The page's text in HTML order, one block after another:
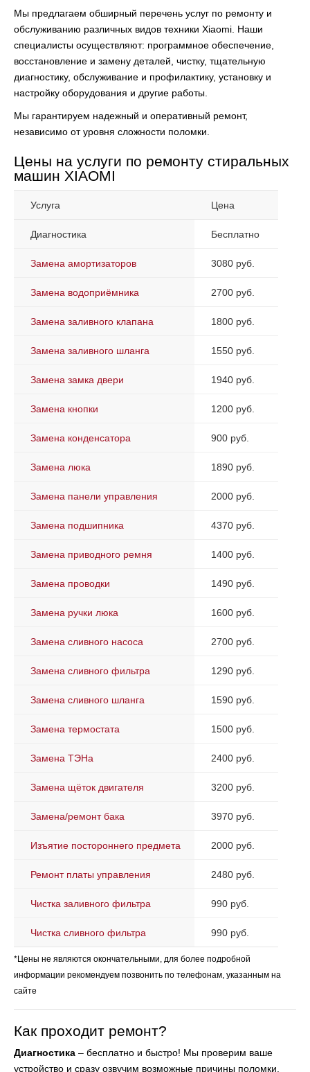
Мы предлагаем обширный перечень услуг по ремонту и
обслуживанию различных видов техники Xiaomi. Наши
специалисты осуществляют: программное обеспечение,
восстановление и замену деталей, чистку, тщательную
диагностику, обслуживание и профилактику, установку и
настройку оборудования и другие работы.
Мы гарантируем надежный и оперативный ремонт,
независимо от уровня сложности поломки.
Цены на услуги по ремонту стиральных
машин XIAOMI
Услуга Цена
Диагностика Бесплатно
Замена амортизаторов 3080 руб.
Замена водоприёмника 2700 руб.
Замена заливного клапана 1800 руб.
Замена заливного шланга 1550 руб.
Замена замка двери 1940 руб.
Замена кнопки 1200 руб.
Замена конденсатора 900 руб.
Замена люка 1890 руб.
Замена панели управления 2000 руб.
Замена подшипника 4370 руб.
Замена приводного ремня 1400 руб.
Замена проводки 1490 руб.
Замена ручки люка 1600 руб.
Замена сливного насоса 2700 руб.
Замена сливного фильтра 1290 руб.
Замена сливного шланга 1590 руб.
Замена термостата 1500 руб.
Замена ТЭНа 2400 руб.
Замена щёток двигателя 3200 руб.
Замена/ремонт бака 3970 руб.
Изъятие постороннего предмета 2000 руб.
Ремонт платы управления 2480 руб.
Чистка заливного фильтра 990 руб.
Чистка сливного фильтра 990 руб.
*Цены не являются окончательными, для более подробной
информации рекомендуем позвонить по телефонам, указанным на
сайте
Как проходит ремонт?
Диагностика – бесплатно и быстро! Мы проверим ваше
устройство и сразу озвучим возможные причины поломки.